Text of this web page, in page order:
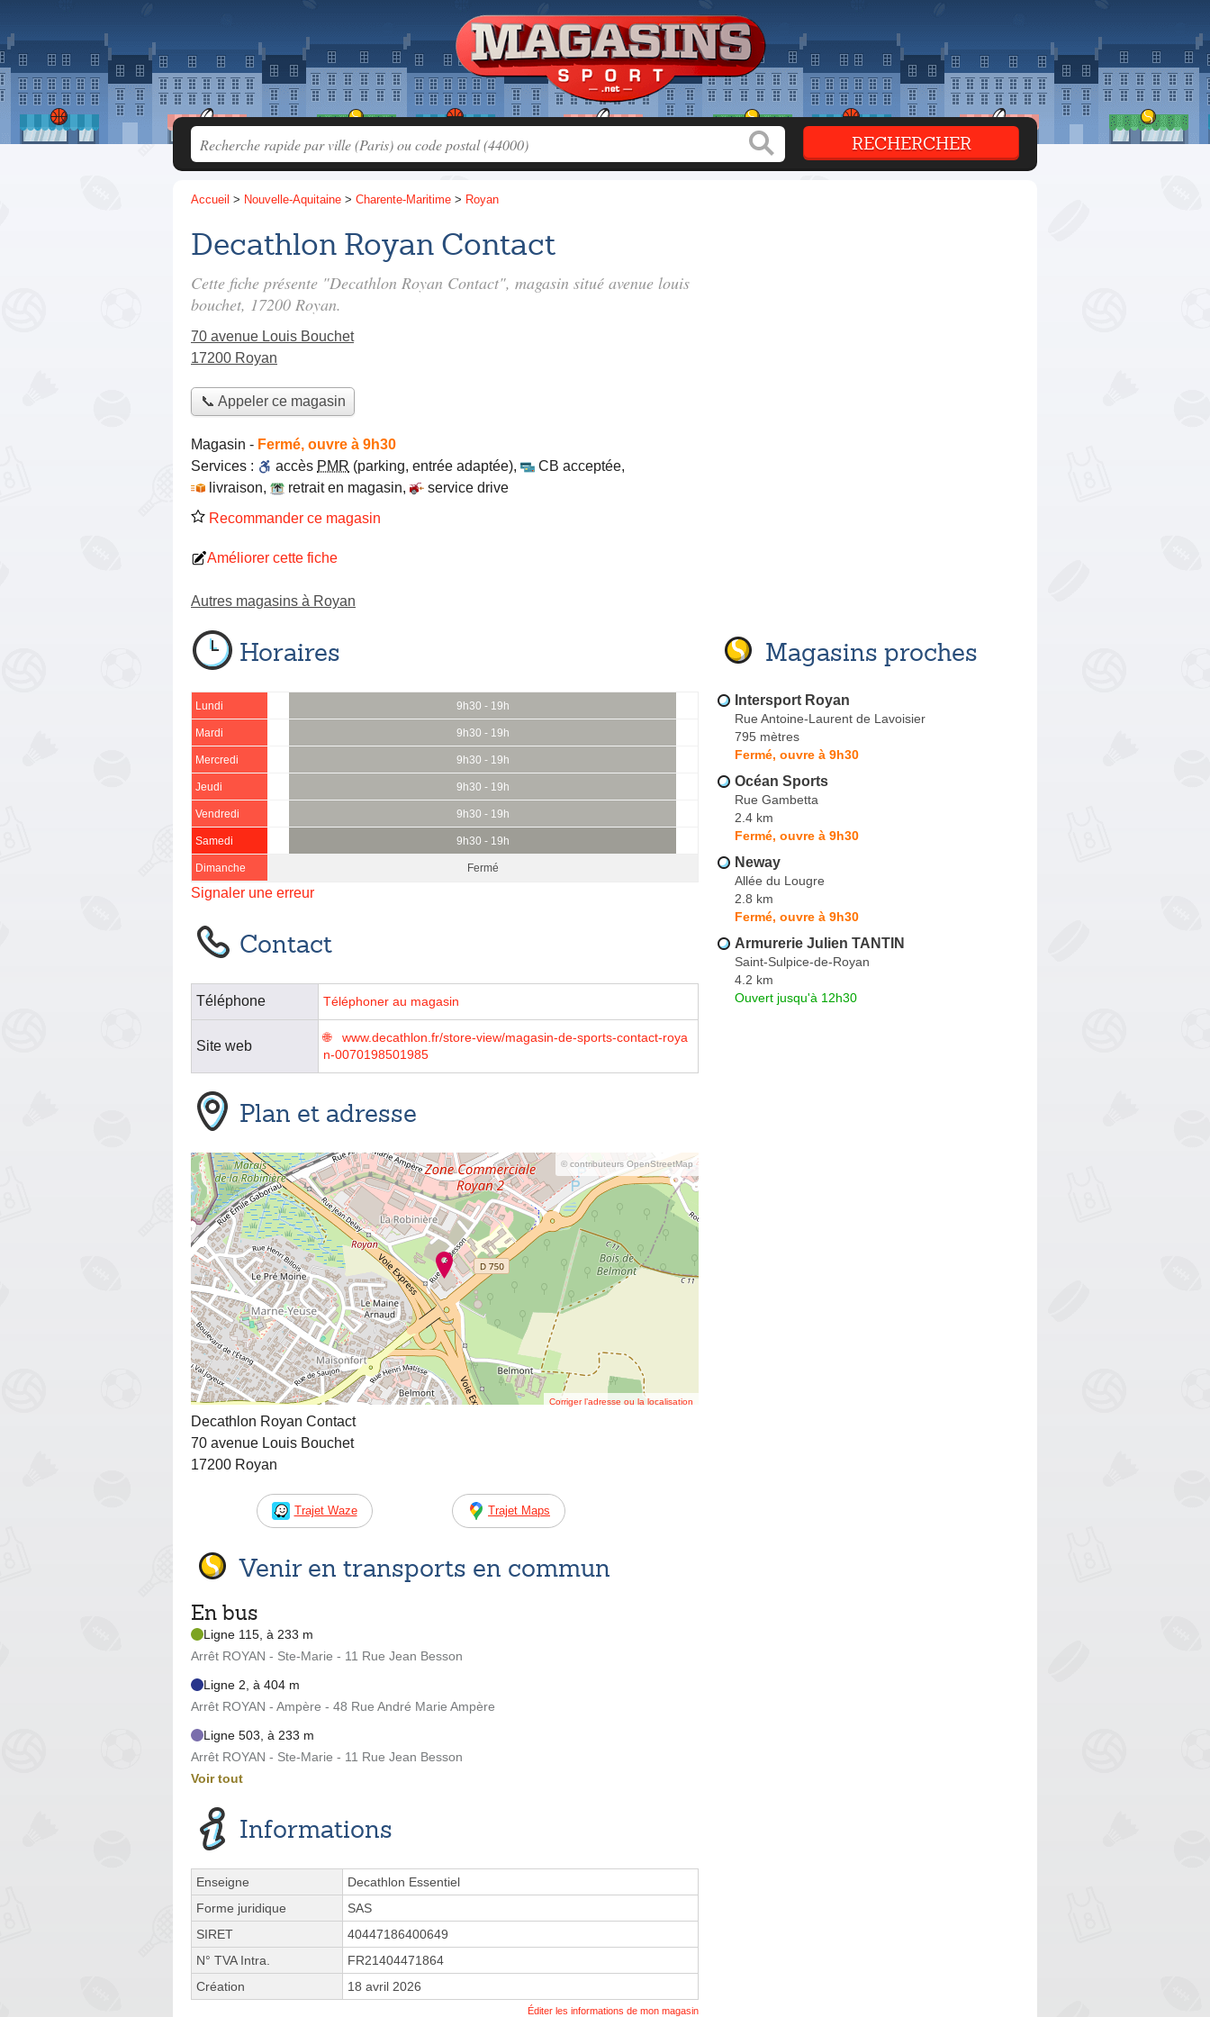
Accueil > Nouvelle-Aquitaine > Charente-Maritime > Royan
Decathlon Royan Contact
Cette fiche présente "Decathlon Royan Contact", magasin situé avenue louis
bouchet, 17200 Royan.
70 avenue Louis Bouchet
17200 Royan
📞 Appeler ce magasin
Magasin - Fermé, ouvre à 9h30
Services :
accès PMR (parking, entrée adaptée), CB acceptée,
livraison, retrait en magasin,
service drive
Recommander ce magasin
Améliorer cette fiche
Autres magasins à Royan
Horaires
Lundi 9h30 - 19h
Mardi 9h30 - 19h
Mercredi 9h30 - 19h
Jeudi 9h30 - 19h
Vendredi 9h30 - 19h
Samedi 9h30 - 19h
Dimanche Fermé
Signaler une erreur
Contact
Téléphone Téléphoner au magasin
Site web
www.decathlon.fr/store-view/magasin-de-sports-contact-roya
n-0070198501985
Plan et adresse
© contributeurs OpenStreetMap
Corriger l’adresse ou la localisation
Decathlon Royan Contact
70 avenue Louis Bouchet
17200 Royan
Trajet Waze Trajet Maps
Venir en transports en commun
En bus
Ligne 115, à 233 m
Arrêt ROYAN - Ste-Marie - 11 Rue Jean Besson
Ligne 2, à 404 m
Arrêt ROYAN - Ampère - 48 Rue André Marie Ampère
Ligne 503, à 233 m
Arrêt ROYAN - Ste-Marie - 11 Rue Jean Besson
Voir tout
Informations
Enseigne
Decathlon Essentiel
Forme juridique
SAS
SIRET
40447186400649
N° TVA Intra.
FR21404471864
Création
18 avril 2026
Éditer les informations de mon magasin
Magasins proches
Intersport Royan
Rue Antoine-Laurent de Lavoisier
795 mètres
Fermé, ouvre à 9h30
Océan Sports
Rue Gambetta
2.4 km
Fermé, ouvre à 9h30
Neway
Allée du Lougre
2.8 km
Fermé, ouvre à 9h30
Armurerie Julien TANTIN
Saint-Sulpice-de-Royan
4.2 km
Ouvert jusqu'à 12h30